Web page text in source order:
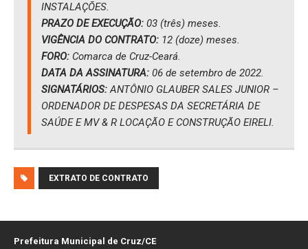
INSTALAÇÕES.
PRAZO DE EXECUÇÃO: 03 (três) meses.
VIGÊNCIA DO CONTRATO: 12 (doze) meses.
FORO: Comarca de Cruz-Ceará.
DATA DA ASSINATURA: 06 de setembro de 2022.
SIGNATÁRIOS:ANTÔNIO GLAUBER SALES JUNIOR –
ORDENADOR DE DESPESAS DA SECRETÁRIA DE
SAÚDE E MV & R LOCAÇÃO E CONSTRUÇÃO EIRELI.
EXTRATO DE CONTRATO
Prefeitura Municipal de Cruz/CE